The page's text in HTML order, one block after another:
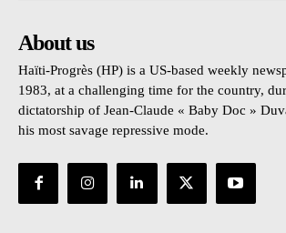
About us
Haïti-Progrès (HP) is a US-based weekly
1983, at a challenging time for the country,
dictatorship of Jean-Claude « Baby Doc »
his most savage repressive mode.